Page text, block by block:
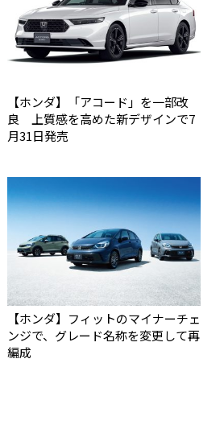
【ホンダ】「アコード」を一部改
良 上質感を高めた新デザインで7
月31日発売
【ホンダ】フィットのマイナーチェ
ンジで、グレード名称を変更して再
編成